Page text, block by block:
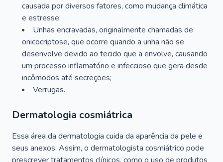
causada por diversos fatores, como mudança climática
e estresse;
Unhas encravadas, originalmente chamadas de
onicocriptose, que ocorre quando a unha não se
desenvolve devido ao tecido que a envolve, causando
um processo inflamatório e infeccioso que gera desde
incômodos até secreções;
Verrugas.
Dermatologia cosmiátrica
Essa área da dermatologia cuida da aparência da pele e
seus anexos. Assim, o dermatologista cosmiátrico pode